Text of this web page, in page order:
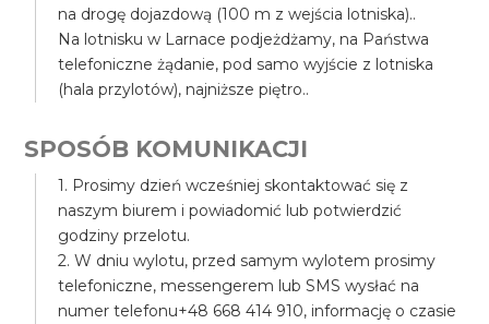
na drogę dojazdową (100 m z wejścia lotniska)..
Na lotnisku w Larnace podjeżdżamy, na Państwa
telefoniczne żądanie, pod samo wyjście z lotniska
(hala przylotów), najniższe piętro..
SPOSÓB KOMUNIKACJI
1. Prosimy dzień wcześniej skontaktować się z
naszym biurem i powiadomić lub potwierdzić
godziny przelotu.
2. W dniu wylotu, przed samym wylotem prosimy
telefoniczne, messengerem lub SMS wysłać na
numer telefonu+48 668 414 910, informację o czasie